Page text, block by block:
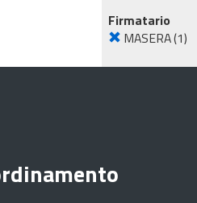
Firmatario
MASERA(1)